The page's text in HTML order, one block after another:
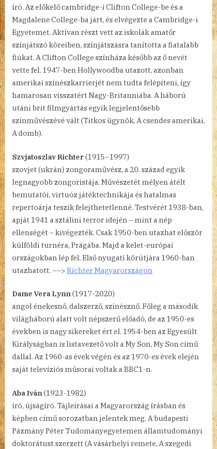
író. Az előkelő cambridge-i Clifton College-be és a
Magdalene College-ba járt, és elvégezte a Cambridge-i
Egyetemet. Aktívan részt vett az iskolák amatőr
színjátszó köreiben, színjátszásra tanította a fiatalabb
fiúkat. A Clifton College színháza később az ő nevét
vette fel. 1947-ben Hollywoodba utazott, azonban
amerikai színészkarrierjét nem tudta felépíteni, így
hamarosan visszatért Nagy-Britanniába. A háború
utáni brit filmgyártás egyik legjelentősebb
színművészévé vált (Titkos ügynök, A csendes amerikai,
A domb).
Szvjatoszlav Richter (1915–1997)
szovjet (ukrán) zongoraművész, a 20. század egyik
legnagyobb zongoristája. Művészetét mélyen átélt
bemutatói, virtuóz játéktechnikája és hatalmas
repertoárja teszik felejthetetlenné. Testvérét 1938-ban,
apját 1941 a sztálini terror idején – mint a nép
ellenségét – kivégezték. Csak 1950-ben utazhat először
külföldi turnéra, Prágába. Majd a kelet-európai
országokban lép fel. Első nyugati körútjára 1960-ban
utazhatott. ––> Richter Magyarországon
Dame Vera Lynn(1917-2020)
angol énekesnő, dalszerző, színésznő. Főleg a második
világháború alatt volt népszerű előadó, de az 1950-es
években is nagy sikereket ért el. 1954-ben az Egyesült
Királyságban is listavezető volt a My Son, My Son című
dallal. Az 1960-as évek végén és az 1970-es évek elején
saját televíziós műsorai voltak a BBC1-n.
Aba Iván(1923-1982)
író, újságíró. Tájleírásai a Magyarország írásban és
képben című sorozatban jelentek meg. A budapesti
Pázmány Péter Tudományegyetemen államtudományi
doktorátust szerzett (A vásárhelyi remete, A szegedi